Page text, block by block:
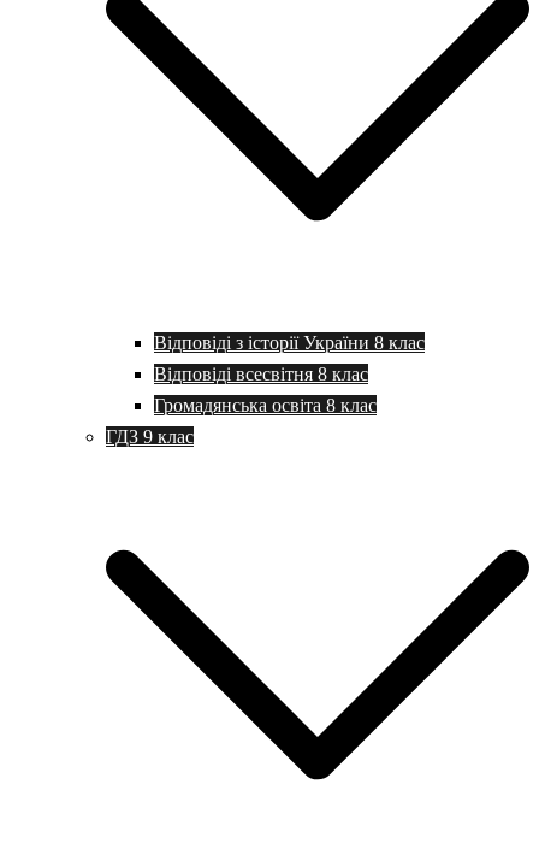
Відповіді з історії України 8 клас
Відповіді всесвітня 8 клас
Громадянська освіта 8 клас
ГДЗ 9 клас